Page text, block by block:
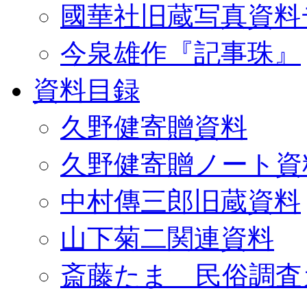
國華社旧蔵写真資
今泉雄作『記事珠』
資料目録
久野健寄贈資料
久野健寄贈ノート
中村傳三郎旧蔵資料
山下菊二関連資料
斎藤たま 民俗調査